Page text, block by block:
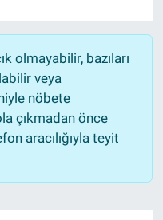
olmayabilir, bazıları
veya
nöbete
çıkmadan önce
aracılığıyla teyit